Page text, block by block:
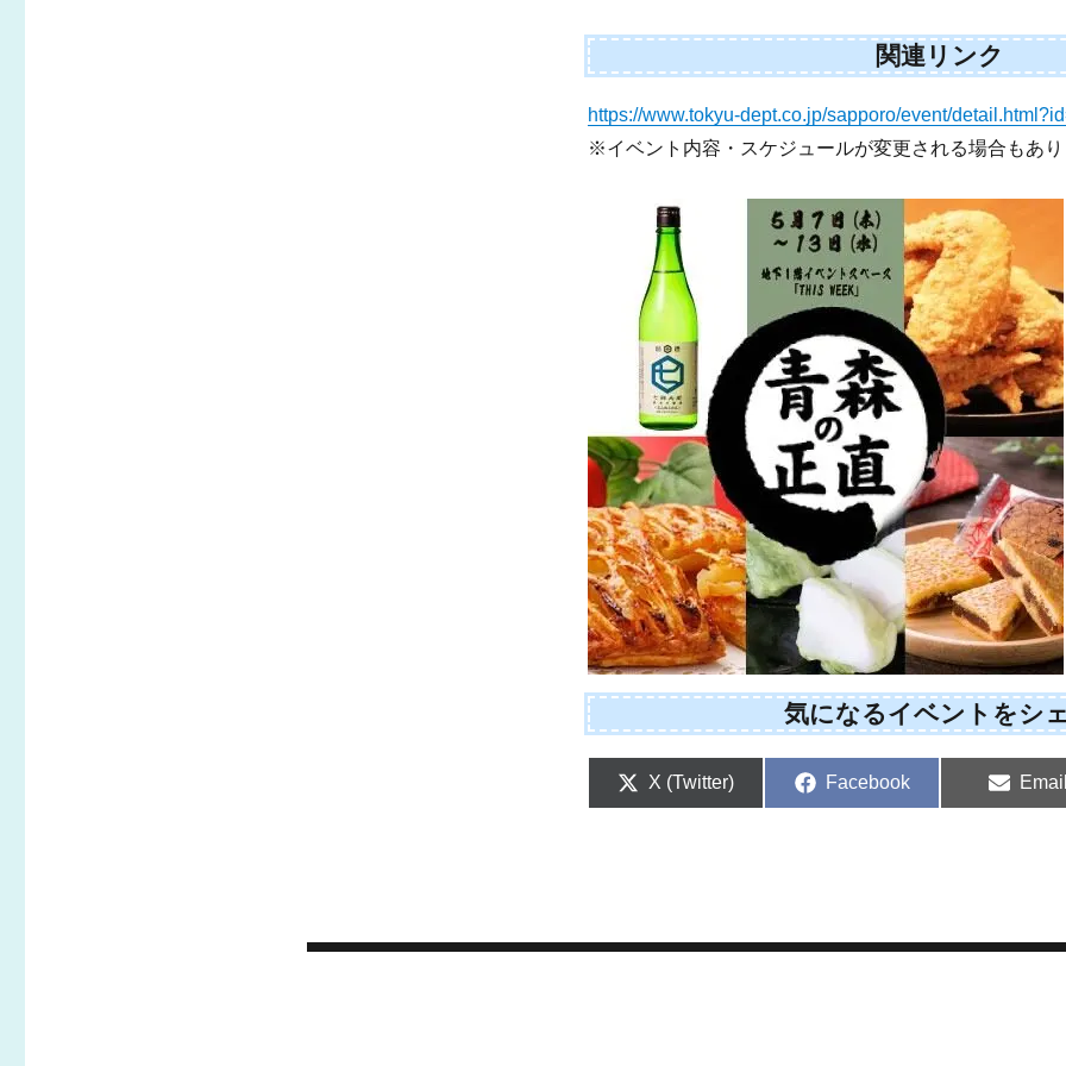
関連リンク
https://www.tokyu-dept.co.jp/sapporo/event/
※イベント内容・スケジュールが変更される場合もあり
気になるイベントをシ
Share
X (Twitter)
Share
Facebook
Share
Email